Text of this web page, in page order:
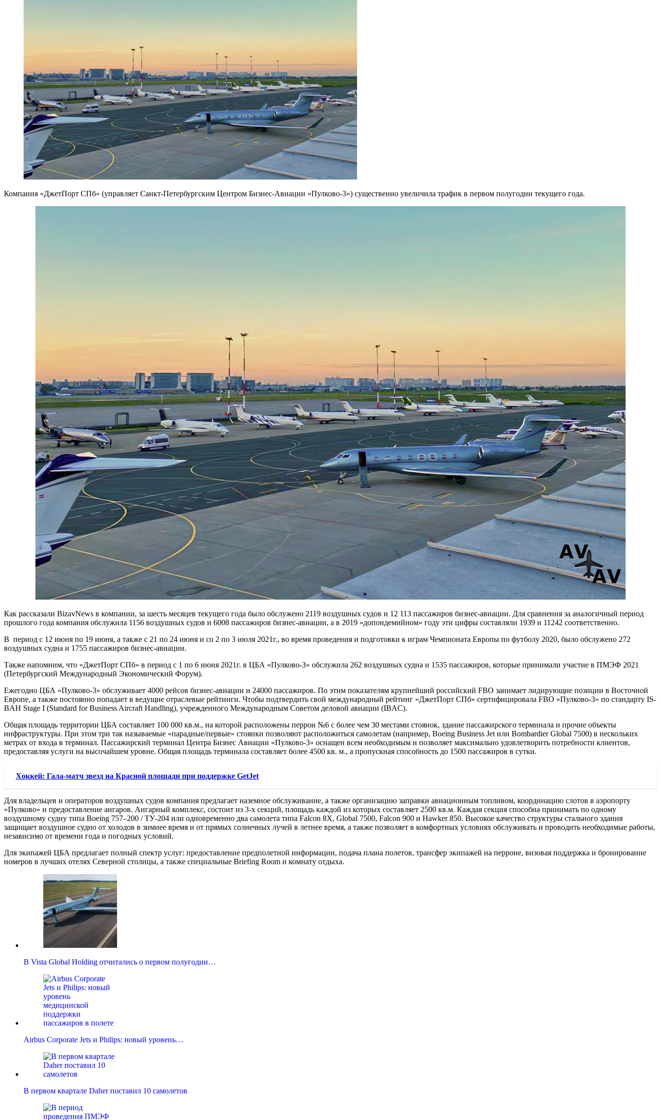
Компания «ДжетПорт СПб» (управляет Санкт-Петербургским Центром Бизнес-Авиации «Пулково-3») существенно увеличила трафик в первом полугодии текущего года.
Как рассказали BizavNews в компании, за шесть месяцев текущего года было обслужено 2119 воздушных судов и 12 113 пассажиров бизнес-авиации. Для сравнения за аналогичный период
прошлого года компания обслужила 1156 воздушных судов и 6008 пассажиров бизнес-авиации, а в 2019 «допондемийном» году эти цифры составляли 1939 и 11242 соответственно.
В период с 12 июня по 19 июня, а также с 21 по 24 июня и со 2 по 3 июля 2021г., во время проведения и подготовки к играм Чемпионата Европы по футболу 2020, было обслужено 272
воздушных судна и 1755 пассажиров бизнес-авиации.
Также напомним, что «ДжетПорт СПб» в период с 1 по 6 июня 2021г. в ЦБА «Пулково-3» обслужила 262 воздушных судна и 1535 пассажиров, которые принимали участие в ПМЭФ 2021
(Петербургский Международный Экономический Форум).
Ежегодно ЦБА «Пулково-3» обслуживает 4000 рейсов бизнес-авиации и 24000 пассажиров. По этим показателям крупнейший российский FBO занимает лидирующие позиции в Восточной
Европе, а также постоянно попадает в ведущие отраслевые рейтинги. Чтобы подтвердить свой международный рейтинг «ДжетПорт СПб» сертифицировала FBO «Пулково-3» по стандарту IS-
BAH Stage I (Standard for Business Aircraft Handling), учрежденного Международным Советом деловой авиации (IBAC).
Общая площадь территории ЦБА составляет 100 000 кв.м., на которой расположены перрон №6 с более чем 30 местами стоянок, здание пассажирского терминала и прочие объекты
инфраструктуры. При этом три так называемые «парадные/первые» стоянки позволяют расположиться самолетам (например, Boeing Business Jet или Bombardier Global 7500) в нескольких
метрах от входа в терминал. Пассажирский терминал Центра Бизнес Авиации «Пулково-3» оснащен всем необходимым и позволяет максимально удовлетворить потребности клиентов,
предоставляя услуги на высочайшем уровне. Общая площадь терминала составляет более 4500 кв. м., а пропускная способность до 1500 пассажиров в сутки.
Хоккей: Гала-матч звезд на Красной площади при поддержке GetJet
Для владельцев и операторов воздушных судов компания предлагает наземное обслуживание, а также организацию заправки авиационным топливом, координацию слотов в аэропорту
«Пулково» и предоставление ангаров. Ангарный комплекс, состоит из 3-х секций, площадь каждой из которых составляет 2500 кв.м. Каждая секция способна принимать по одному
воздушному судну типа Boeing 757–200 / ТУ-204 или одновременно два самолета типа Falcon 8X, Global 7500, Falcon 900 и Hawker 850. Высокое качество структуры стального здания
защищает воздушное судно от холодов в зимнее время и от прямых солнечных лучей в летнее время, а также позволяет в комфортных условиях обслуживать и проводить необходимые работы,
независимо от времени года и погодных условий.
Для экипажей ЦБА предлагает полный спектр услуг: предоставление предполетной информации, подача плана полетов, трансфер экипажей на перроне, визовая поддержка и бронирование
номеров в лучших отелях Северной столицы, а также специальные Briefing Room и комнату отдыха.
В Vista Global Holding отчитались о первом полугодии…
Airbus Corporate Jets и Philips: новый уровень…
В первом квартале Daher поставил 10 самолетов